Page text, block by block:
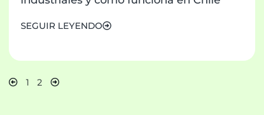
SEGUIR LEYENDO
1 2